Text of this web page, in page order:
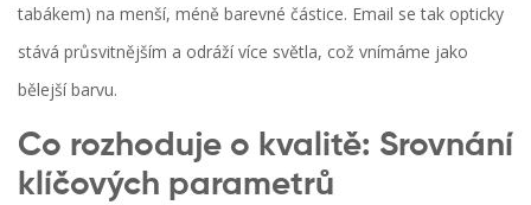
tabákem) na menší, méně barevné částice. Email se tak opticky
stává průsvitnějším a odráží více světla, což vnímáme jako
bělejší barvu.
Co rozhoduje o kvalitě: Srovnání
klíčových parametrů